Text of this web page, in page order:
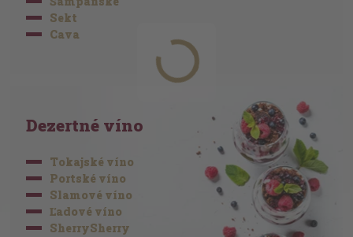
Sekt
Cava
Dezertné víno
Tokajské víno
Portské víno
Slamové víno
Ľadové víno
SherrySherry